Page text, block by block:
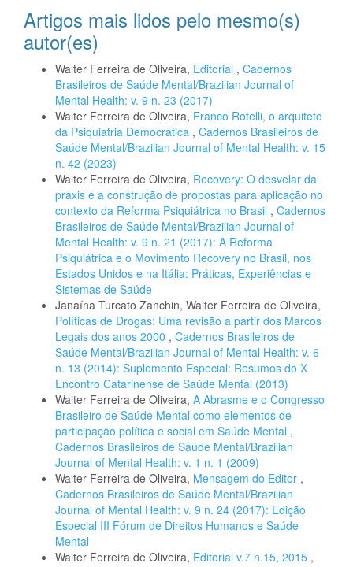
Artigos mais lidos pelo mesmo(s)
autor(es)
Walter Ferreira de Oliveira, Editorial , Cadernos
Brasileiros de Saúde Mental/Brazilian Journal of
Mental Health: v. 9 n. 23 (2017)
Walter Ferreira de Oliveira, Franco Rotelli, o arquiteto
da Psiquiatria Democrática , Cadernos Brasileiros de
Saúde Mental/Brazilian Journal of Mental Health: v. 15
n. 42 (2023)
Walter Ferreira de Oliveira, Recovery: O desvelar da
práxis e a construção de propostas para aplicação no
contexto da Reforma Psiquiátrica no Brasil , Cadernos
Brasileiros de Saúde Mental/Brazilian Journal of
Mental Health: v. 9 n. 21 (2017): A Reforma
Psiquiátrica e o Movimento Recovery no Brasil, nos
Estados Unidos e na Itália: Práticas, Experiências e
Sistemas de Saúde
Janaína Turcato Zanchin, Walter Ferreira de Oliveira,
Políticas de Drogas: Uma revisão a partir dos Marcos
Legais dos anos 2000 , Cadernos Brasileiros de
Saúde Mental/Brazilian Journal of Mental Health: v. 6
n. 13 (2014): Suplemento Especial: Resumos do X
Encontro Catarinense de Saúde Mental (2013)
Walter Ferreira de Oliveira, A Abrasme e o Congresso
Brasileiro de Saúde Mental como elementos de
participação política e social em Saúde Mental ,
Cadernos Brasileiros de Saúde Mental/Brazilian
Journal of Mental Health: v. 1 n. 1 (2009)
Walter Ferreira de Oliveira, Mensagem do Editor ,
Cadernos Brasileiros de Saúde Mental/Brazilian
Journal of Mental Health: v. 9 n. 24 (2017): Edição
Especial III Fórum de Direitos Humanos e Saúde
Mental
Walter Ferreira de Oliveira, Editorial v.7 n.15, 2015 ,